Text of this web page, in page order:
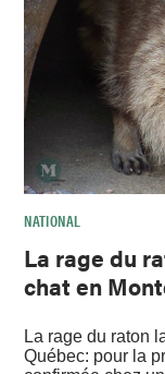
NATIONAL
La rage du
chat en
La rage du raton
Québec: pour la